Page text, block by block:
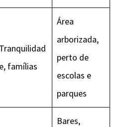
Tranquilidad
e, famílias
Área
arborizada,
perto de
escolas e
parques
Bares,